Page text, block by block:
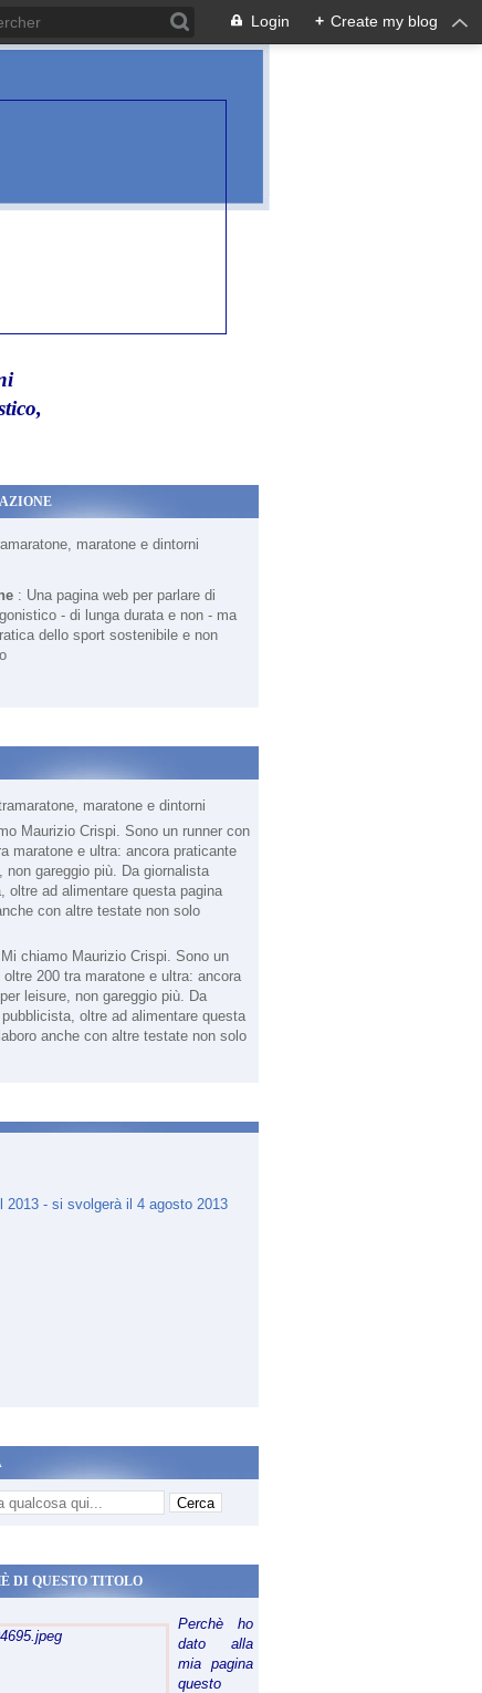
Login + Create my blog
maratone e dintorni
: Una pagina web per parlare di
- di lunga durata e non - ma
dello sport sostenibile e non
maratone e dintorni
Mi chiamo Maurizio Crispi. Sono un
oltre 200 tra maratone e ultra: ancora
leisure, non gareggio più. Da
oltre ad alimentare questa
anche con altre testate non solo
DI QUESTO TITOLO
Perchè ho
dato alla
mia pagina
questo